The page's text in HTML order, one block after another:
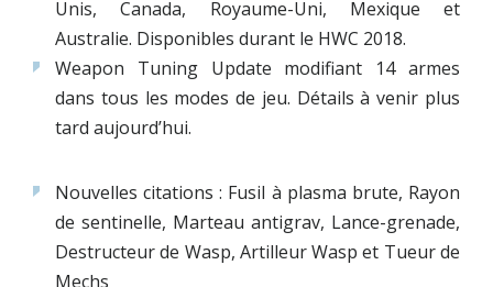
Unis, Canada, Royaume-Uni, Mexique et
Australie. Disponibles durant le HWC 2018.
Weapon Tuning Update modifiant 14 armes
dans tous les modes de jeu. Détails à venir plus
tard aujourd’hui.
Nouvelles citations : Fusil à plasma brute, Rayon
de sentinelle, Marteau antigrav, Lance-grenade,
Destructeur de Wasp, Artilleur Wasp et Tueur de
Mechs